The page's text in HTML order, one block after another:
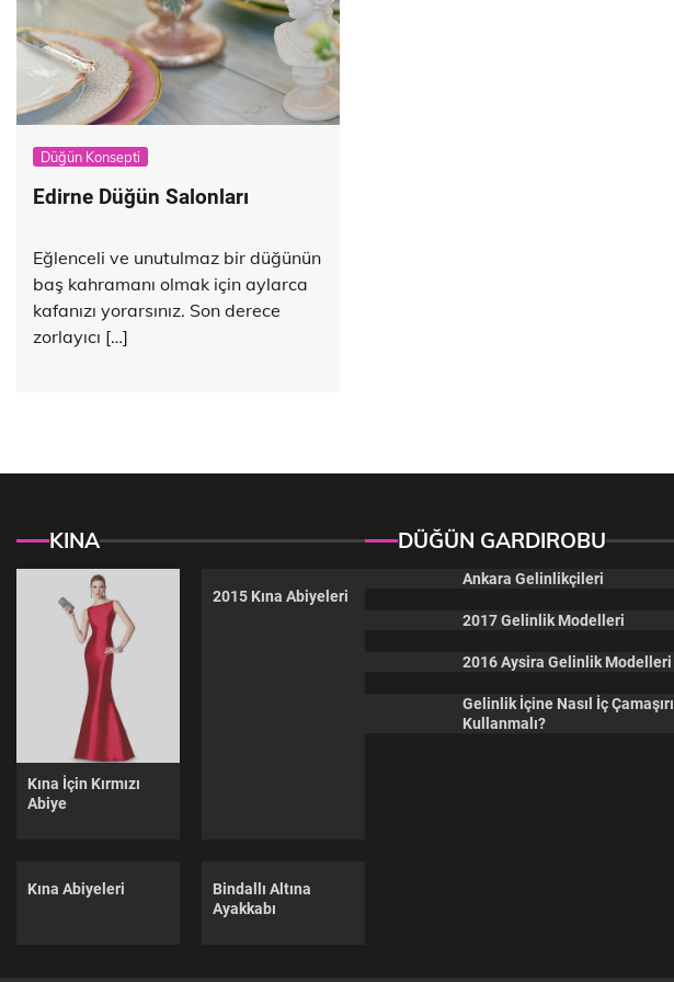
Düğün Konsepti
Edirne Düğün Salonları
Eğlenceli ve unutulmaz bir düğünün
baş kahramanı olmak için aylarca
kafanızı yorarsınız. Son derece
zorlayıcı […]
KINA
Kına İçin Kırmızı
Abiye
2015 Kına Abiyeleri
Kına Abiyeleri
Bindallı Altına
Ayakkabı
DÜĞÜN GARDIROBU
Ankara Gelinlikçileri
2017 Gelinlik Modelleri
2016 Aysira Gelinlik Modelleri
Gelinlik İçine Nasıl İç Çamaşırı
Kullanmalı?